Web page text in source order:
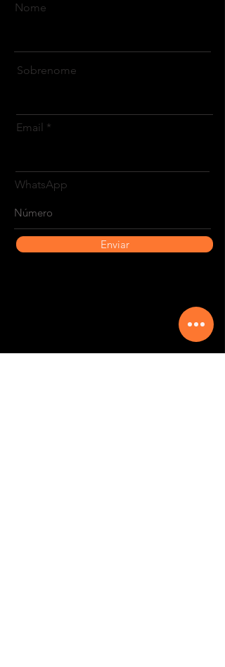
Nome
Sobrenome
Email
WhatsApp
Enviar